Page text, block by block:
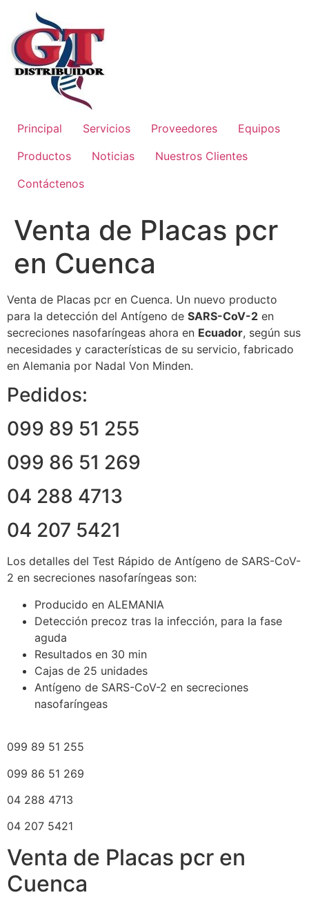
Principal Servicios Proveedores
Equipos
Productos
Noticias
Nuestros Clientes
Contáctenos
Venta de Placas pcr
en Cuenca
Venta de Placas pcr en Cuenca. Un nuevo producto
para la detección del Antígeno de SARS-CoV-2 en
secreciones nasofaríngeas ahora en Ecuador, según sus
necesidades y características de su servicio, fabricado
en Alemania por Nadal Von Minden.
Pedidos:
099 89 51 255
099 86 51 269
04 288 4713
04 207 5421
Los detalles del Test Rápido de Antígeno de SARS-CoV-
2 en secreciones nasofaríngeas son:
Producido en ALEMANIA
Detección precoz tras la infección, para la fase
aguda
Resultados en 30 min
Cajas de 25 unidades
Antígeno de SARS-CoV-2 en secreciones
nasofaríngeas
099 89 51 255
099 86 51 269
04 288 4713
04 207 5421
Venta de Placas pcr en
Cuenca